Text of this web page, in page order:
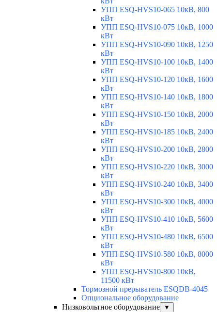
УПП ESQ-HVS10-065 10кВ, 800
кВт
УПП ESQ-HVS10-075 10кВ, 1000
кВт
УПП ESQ-HVS10-090 10кВ, 1250
кВт
УПП ESQ-HVS10-100 10кВ, 1400
кВт
УПП ESQ-HVS10-120 10кВ, 1600
кВт
УПП ESQ-HVS10-140 10кВ, 1800
кВт
УПП ESQ-HVS10-150 10кВ, 2000
кВт
УПП ESQ-HVS10-185 10кВ, 2400
кВт
УПП ESQ-HVS10-200 10кВ, 2800
кВт
УПП ESQ-HVS10-220 10кВ, 3000
кВт
УПП ESQ-HVS10-240 10кВ, 3400
кВт
УПП ESQ-HVS10-300 10кВ, 4000
кВт
УПП ESQ-HVS10-410 10кВ, 5600
кВт
УПП ESQ-HVS10-480 10кВ, 6500
кВт
УПП ESQ-HVS10-580 10кВ, 8000
кВт
УПП ESQ-HVS10-800 10кВ,
11500 кВт
Тормозной прерыватель ESQDB-4045
Опциональное оборудование
Низковольтное оборудование
▼